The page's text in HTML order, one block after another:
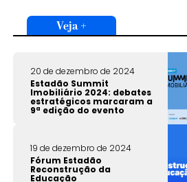
Veja +
20 de dezembro de 2024
Estadão Summit
Imobiliário 2024: debates
estratégicos marcaram a
9ª edição do evento
19 de dezembro de 2024
Fórum Estadão
Reconstrução da
Educação